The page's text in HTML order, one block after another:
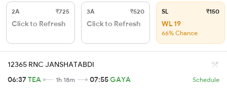
2A ₹725
Click to Refresh
3A ₹520
Click to Refresh
SL ₹150
WL 19
66% Chance
12365 RNC JANSHATABDI
06:37TEA 1h 18m 07:55GAYA Schedule